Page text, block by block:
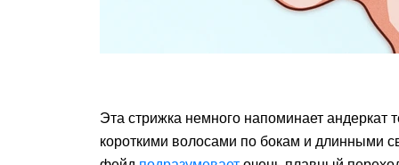
Эта стрижка немного напоминает андеркат
короткими волосами по бокам и длинными